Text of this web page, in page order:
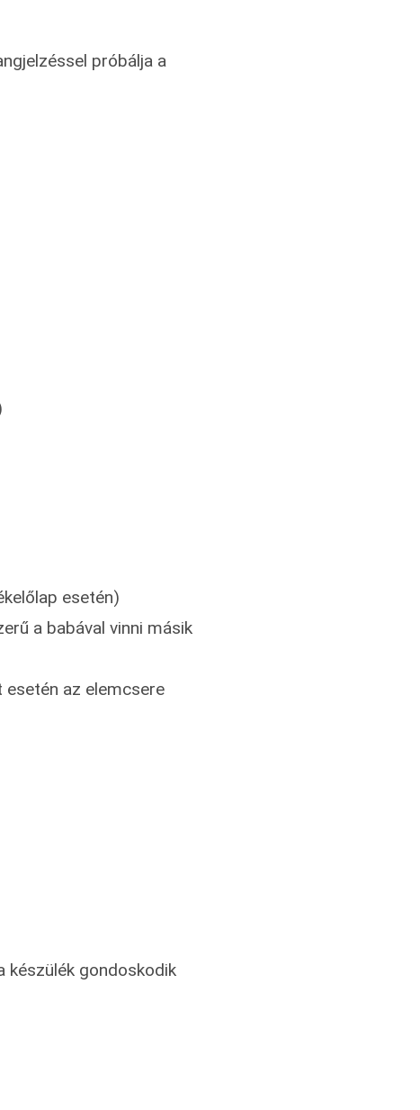
próbálja a
esetén)
a babával vinni másik
az elemcsere
készülék gondoskodik